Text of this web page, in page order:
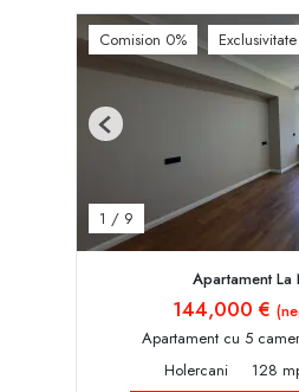
Comision 0% Exclusivitate
1 / 9
Previous
Apartament La
144,000 €
Apartament cu 5
Holercani
128